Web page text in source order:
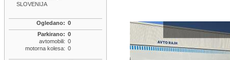
SLOVENIJA
Ogledano: 0
Parkirano: 0
avtomobili: 0
motorna kolesa: 0